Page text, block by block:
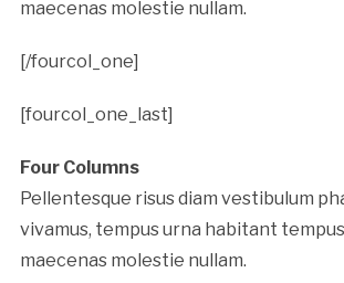
maecenas molestie nullam.
[/fourcol_one]
[fourcol_one_last]
Four Columns
Pellentesque risus diam vestibulum
vivamus, tempus urna habitant
maecenas molestie nullam.